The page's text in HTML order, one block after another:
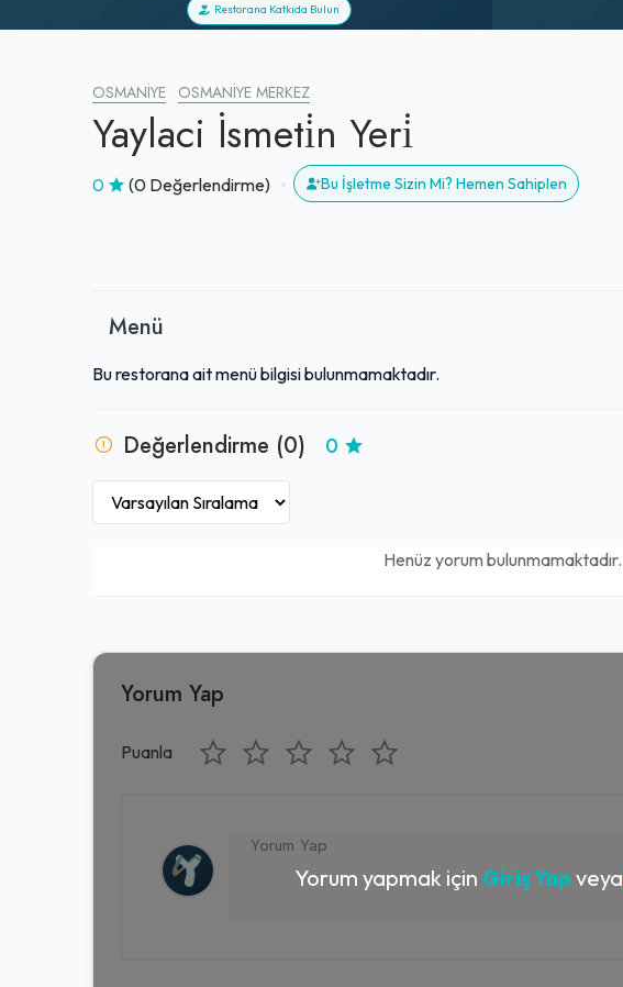
Restorana Katkıda Bulun
OSMANIYE OSMANIYE MERKEZ
Yaylaci İsmeti̇n Yeri̇
0 (0 Değerlendirme) Bu İşletme Sizin Mi? Hemen Sahiplen
Menü
Bu restorana ait menü bilgisi bulunmamaktadır.
Değerlendirme (0) 0
Henüz yorum bulunmamaktadır.
Yorum Yap
Puanla
Yorum yapmak için Giriş Yap veya